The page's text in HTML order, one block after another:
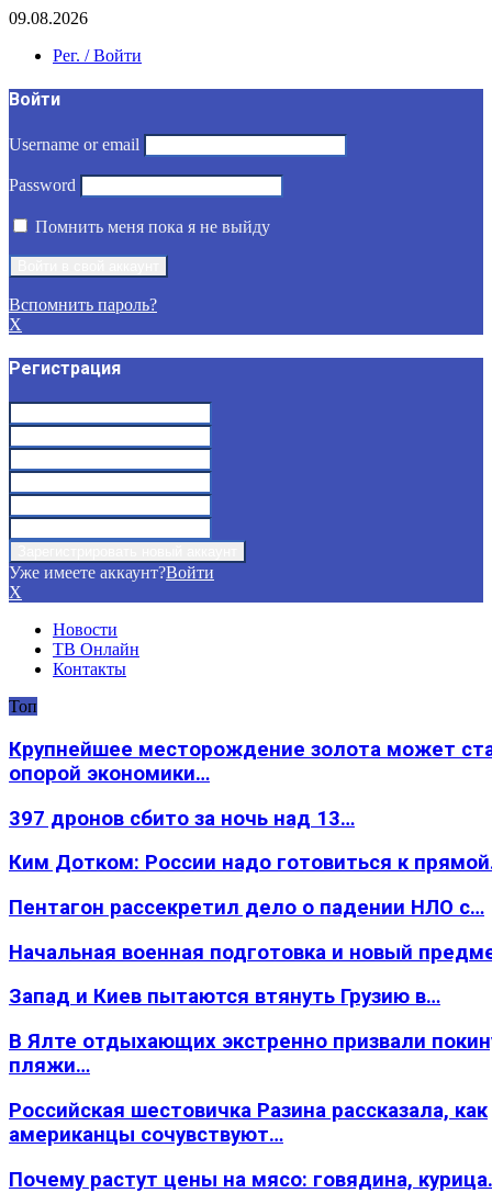
09.08.2026
Рег. / Войти
Войти
Username or email
Password
Помнить меня пока я не выйду
Вспомнить пароль?
X
Регистрация
Уже имеете аккаунт?Войти
X
Новости
ТВ Онлайн
Контакты
Топ
Крупнейшее месторождение золота может
опорой экономики…
397 дронов сбито за ночь над 13…
Ким Дотком: России надо готовиться к
Пентагон рассекретил дело о падении НЛО с…
Начальная военная подготовка и новый
Запад и Киев пытаются втянуть Грузию в…
В Ялте отдыхающих экстренно призвали
пляжи…
Российская шестовичка Разина рассказала, как
американцы сочувствуют…
Почему растут цены на мясо: говядина,